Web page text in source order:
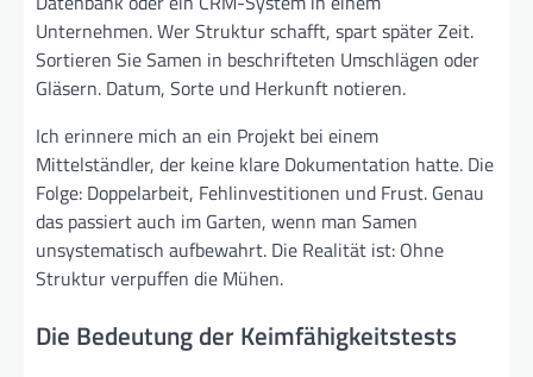
Unternehmen. Wer Struktur schafft, spart später Zeit.
Sortieren Sie Samen in beschrifteten Umschlägen oder
Gläsern. Datum, Sorte und Herkunft notieren.
Ich erinnere mich an ein Projekt bei einem
Mittelständler, der keine klare Dokumentation hatte. Die
Folge: Doppelarbeit, Fehlinvestitionen und Frust. Genau
das passiert auch im Garten, wenn man Samen
unsystematisch aufbewahrt. Die Realität ist: Ohne
Struktur verpuffen die Mühen.
Die Bedeutung der Keimfähigkeitstests